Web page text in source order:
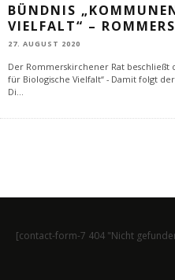
BÜNDNIS
VIELFALT“ –
27. AUGUST 2020
Der Rommerskirchener Rat
für Biologische Vielfalt“ - Damit folgt
Di...
[contact-form-7 404 "Nicht